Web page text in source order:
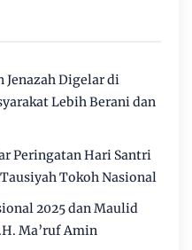
Jenazah Digelar di
Lebih Berani dan
Peringatan Hari Santri
Tokoh Nasional
2025 dan Maulid
Ma’ruf Amin